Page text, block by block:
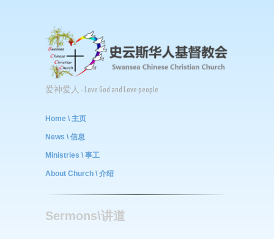
爱神爱人 - Love God and Love people
Home \ 主页
News \ 信息
Ministries \ 事工
About Church \ 介绍
Sermons\讲道